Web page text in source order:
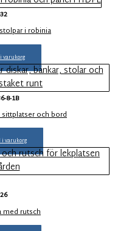
i robinia
varukorg
8-1B
och bord
varukorg
med rutsch